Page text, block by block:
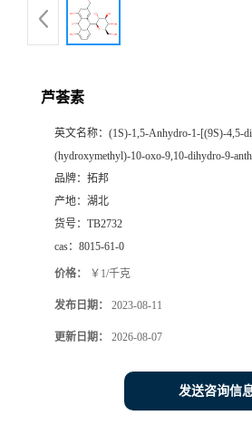
芦荟素
英文名称： (1S)-1,5-Anhydro-1-[(9S)-4,5-
(hydroxymethyl)-10-oxo-9,10-dihydro-9-
品牌： 拓邦
产地： 湖北
货号： TB2732
cas： 8015-61-0
价格： ￥1/千克
发布日期： 2023-08-11
更新日期： 2026-08-07
发送咨询信